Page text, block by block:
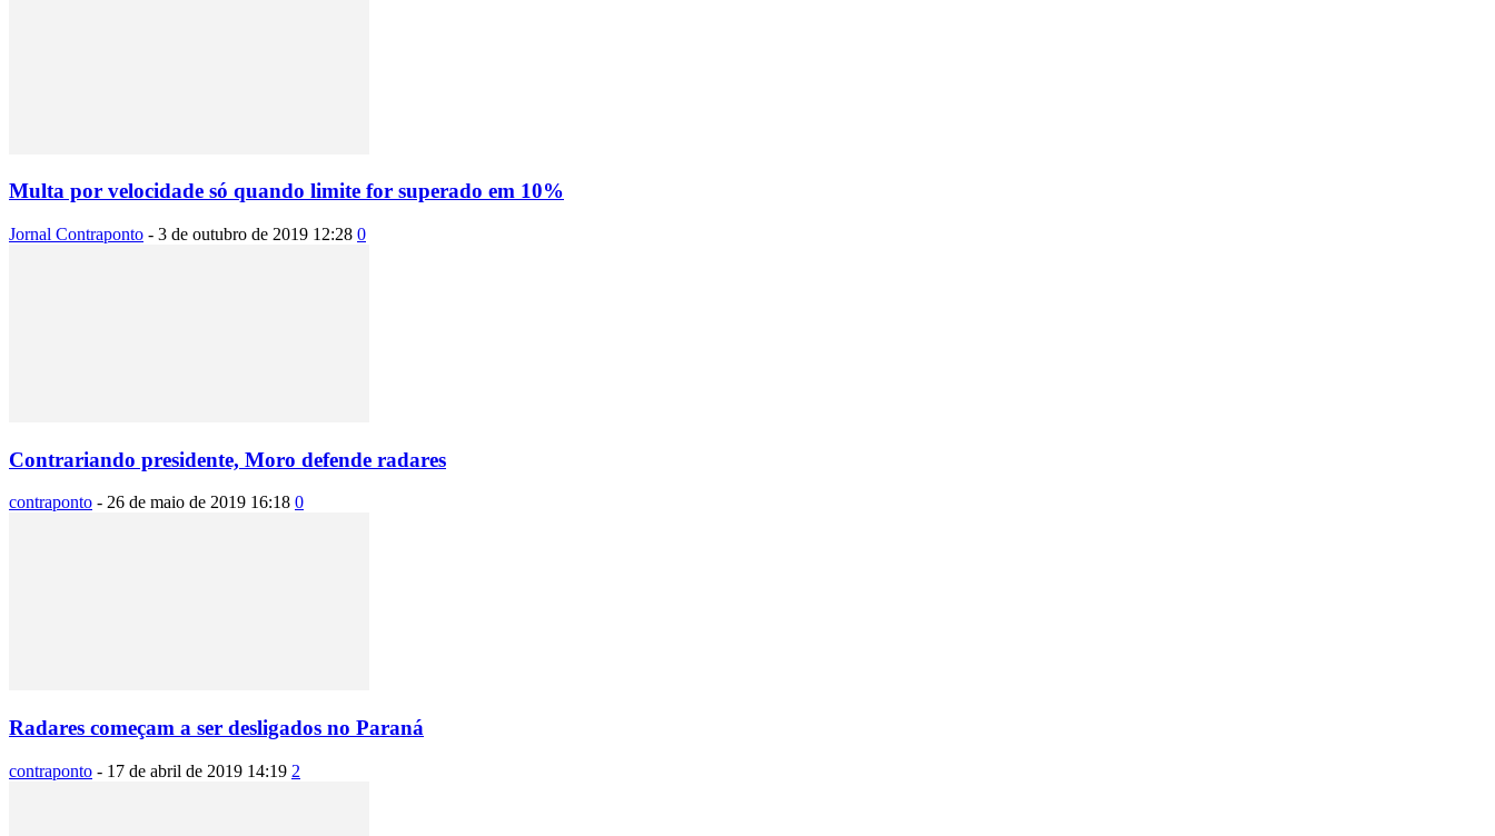
Multa por velocidade só quando limite for superado em 10%
Jornal Contraponto - 3 de outubro de 2019 12:28 0
Contrariando presidente, Moro defende radares
contraponto - 26 de maio de 2019 16:18 0
Radares começam a ser desligados no Paraná
contraponto - 17 de abril de 2019 14:19 2